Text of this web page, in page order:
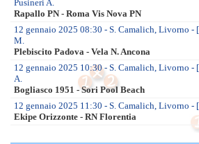
Lazio
Liguria
Marche
Piemonte
Puglia
Toscana